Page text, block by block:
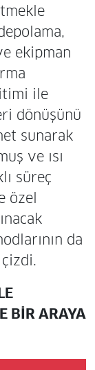
ekipman
ile
dönüşünü
sunarak
ve ısı
süreç
özel
da
BİR ARAYA